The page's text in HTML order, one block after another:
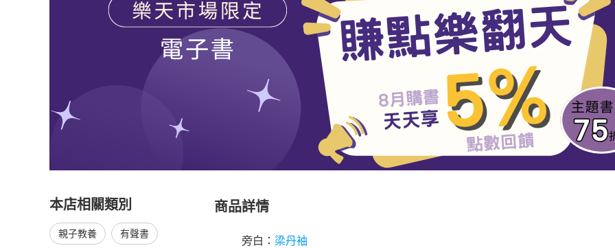
本店相關類別
親子教養 有聲書
商品詳情
旁白： 梁丹袖